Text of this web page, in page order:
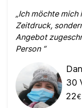
Ich möchte mich
Zeitdruck,
Angebot
Person
30
22€